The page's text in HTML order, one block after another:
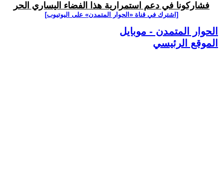
فشاركونا في دعم استمرارية هذا الفضاء اليساري الحر
[اشترك في قناة ‫«الحوار المتمدن» على اليوتيوب]
الحوار المتمدن - موبايل
الموقع الرئيسي